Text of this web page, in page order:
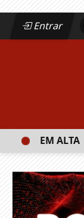
Entrar
PRÊMIO DE R$
EM ALTA